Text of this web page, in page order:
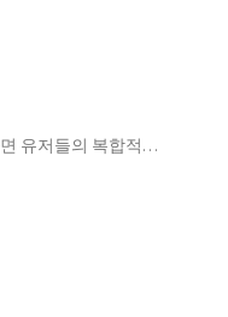
어떻게 하면 유저들의 복합적인 정서적 요구를 만족하며 오랫동안 게임을 서비스할 수 있는가?